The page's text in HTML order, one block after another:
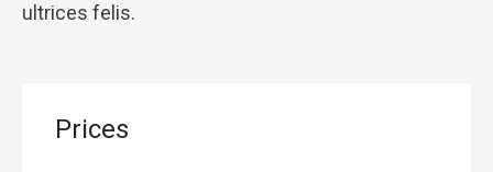
ultrices felis.
Prices